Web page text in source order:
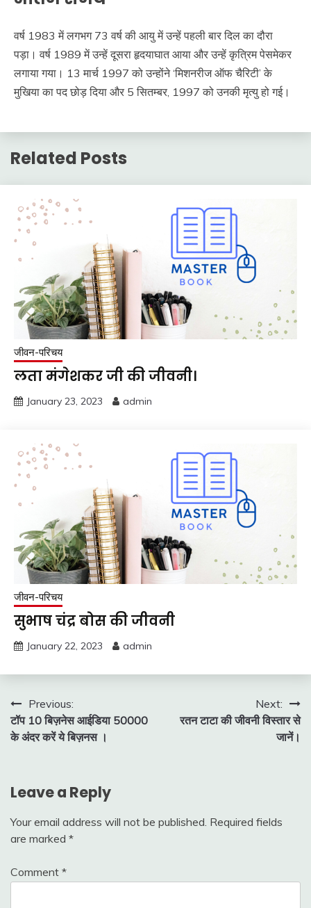
वर्ष 1983 में लगभग 73 वर्ष की आयु में उन्हें पहली बार दिल का दौरा
पड़ा। वर्ष 1989 में उन्हें दूसरा हृदयाघात आया और उन्हें कृत्रिम पेसमेकर
लगाया गया। 13 मार्च 1997 को उन्होंने ‘मिशनरीज ऑफ चैरिटी’ के
मुखिया का पद छोड़ दिया और 5 सितम्बर, 1997 को उनकी मृत्यु हो गई।
Related Posts
जीवन-परिचय
लता मंगेशकर जी की जीवनी।
January 23, 2023 admin
जीवन-परिचय
सुभाष चंद्र बोस की जीवनी
January 22, 2023 admin
Post
navigation
Previous:
टॉप 10 बिज़नेस आईडिया 50000
के अंदर करें ये बिज़नस ।
Next:
रतन टाटा की जीवनी विस्तार से
जानें।
Leave a Reply
Your email address will not be published. Required fields
are marked *
Comment *